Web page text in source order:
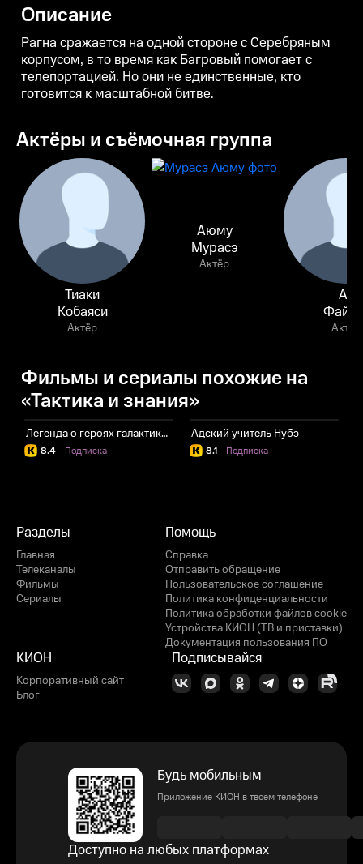
оружием.
Описание
Рагна сражается на одной стороне с Серебряным
корпусом, в то время как Багровый помогает с
телепортацией. Но они не единственные, кто
готовится к масштабной битве.
Актёры и съёмочная группа
Тиаки
Кобаяси
Актёр
Аюму
Мурасэ
Актёр
Аи
Актёр
Фильмы и сериалы похожие на
«Тактика и знания»
Легенда о героях галактики: Новый тезис
8.4 Подписка
·
Адский учитель Нубэ
8.1 Подписка
·
Разделы
Главная
Телеканалы
Фильмы
Сериалы
Помощь
Справка
Отправить обращение
Пользовательское соглашение
Политика конфиденциальности
Политика обработки файлов cookie
Устройства КИОН (ТВ и приставки)
Документация пользования ПО
КИОН
Корпоративный сайт
Блог
Подписывайся
Будь мобильным
Приложение КИОН в твоем телефоне
Доступно на любых платформах